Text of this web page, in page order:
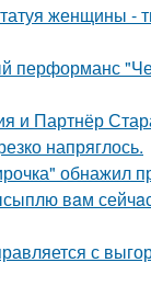
женщины -
перформанс
и Партнёр
напряглось.
обнажил
вaм
с